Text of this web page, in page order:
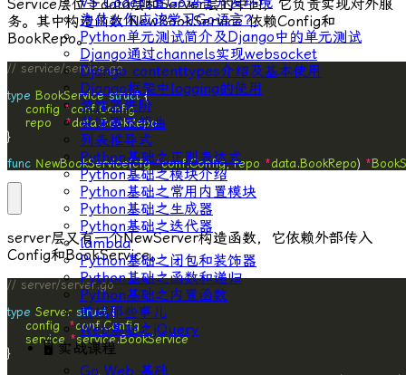
为什么你应该学习Go语言？
Python单元测试简介及Django中的单元测试
Django通过channels实现websocket
Django contenttypes介绍及基本使用
Django框架中logging的使用
装饰器进阶
装饰器五部曲
列表推导式
Python基础之正则表达式
Python基础之模块介绍
Python基础之常用内置模块
Python基础之生成器
Python基础之迭代器
lambda
Python基础之闭包和装饰器
Python基础之函数和递归
Python基础之内置函数
前端那些事儿
Web基础之jQuery
🖥 实战课程
Go Web 基础
Service层位于data层和Server层的中间，它负责实现对外服
务。其中构造函数NewBookService依赖Config和
BookRepo。
// service/service.go
type BookService struct
config *conf.Config
repo
*data.BookRepo
func NewBookService(cfg *conf.Config, repo *data.BookRepo) *
server层又有一个NewServer构造函数，它依赖外部传入
Config和BookService。
// server/server.go
type Server struct
config
*conf.Config
service *service.BookService